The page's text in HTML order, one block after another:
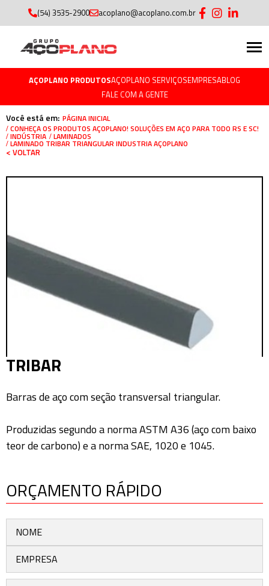
(54) 3535-2900 acoplano@acoplano.com.br
AÇOPLANO PRODUTOSAÇOPLANO SERVIÇOSEMPRESABLOG
FALE COM A GENTE
Você está em: PÁGINA INICIAL
CONHEÇA OS PRODUTOS AÇOPLANO! SOLUÇÕES EM AÇO PARA TODO RS E SC!
INDÚSTRIA LAMINADOS
LAMINADO TRIBAR TRIANGULAR INDUSTRIA AÇOPLANO
< VOLTAR
TRIBAR
Barras de aço com seção transversal triangular.
Produzidas segundo a norma ASTM A36 (aço com baixo
teor de carbono) e a norma SAE, 1020 e 1045.
ORÇAMENTO RÁPIDO